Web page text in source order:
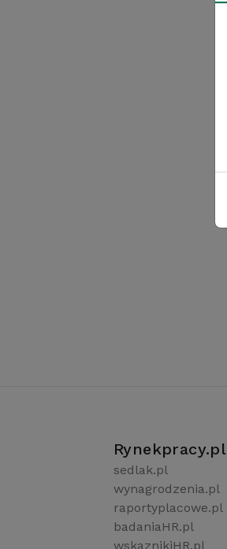
Rynekpracy.pl
sedlak.pl
wynagrodzenia.pl
raportyplacowe.pl
badaniaHR.pl
wskaznikiHR.pl